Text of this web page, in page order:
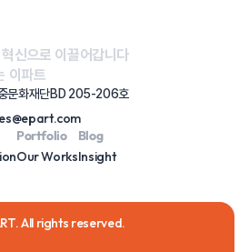
신으로 이끌어갑니다
이파트
문화재단BD 205-206호
Portfolio
Our Works
Blog
Insight
All rights reserved.